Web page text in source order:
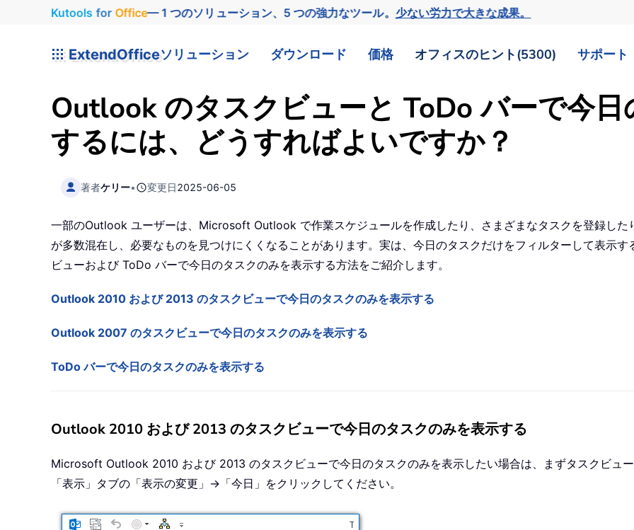
Kutools for Office— 1 つのソリューション、5 つの強力なツール。少ない労力で大きな成果。
ExtendOfficeソリューション ダウンロード 価格 オフィスのヒント(5300) サポート
Outlook のタスクビューと ToDo バーで今
するには、どうすればよいですか？
著者ケリー• 変更日2025-06-05
一部のOutlook ユーザーは、Microsoft Outlook で作業スケジュールを作成したり、さまざまなタスクを登録した
が多数混在し、必要なものを見つけにくくなることがあります。実は、今日のタスクだけをフィルターして表示
ビューおよび ToDo バーで今日のタスクのみを表示する方法をご紹介します。
Outlook 2010 および 2013 のタスクビューで今日のタスクのみを表示する
Outlook 2007 のタスクビューで今日のタスクのみを表示する
ToDo バーで今日のタスクのみを表示する
Outlook 2010 および 2013 のタスクビューで今日のタスクのみを表示する
Microsoft Outlook 2010 および 2013 のタスクビューで今日のタスクのみを表示したい場合は、まずタスクビュー
「表示」タブの「表示の変更」→「今日」をクリックしてください。